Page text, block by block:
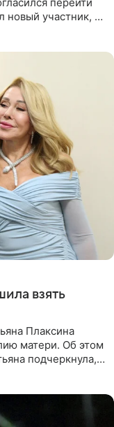
новый участник, а
взять
Плаксина
матери. Об этом
подчеркнула,